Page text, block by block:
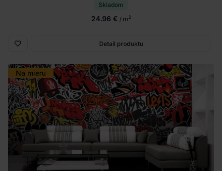
Skladom
24.96 € / m2
Detail produktu
Na mieru